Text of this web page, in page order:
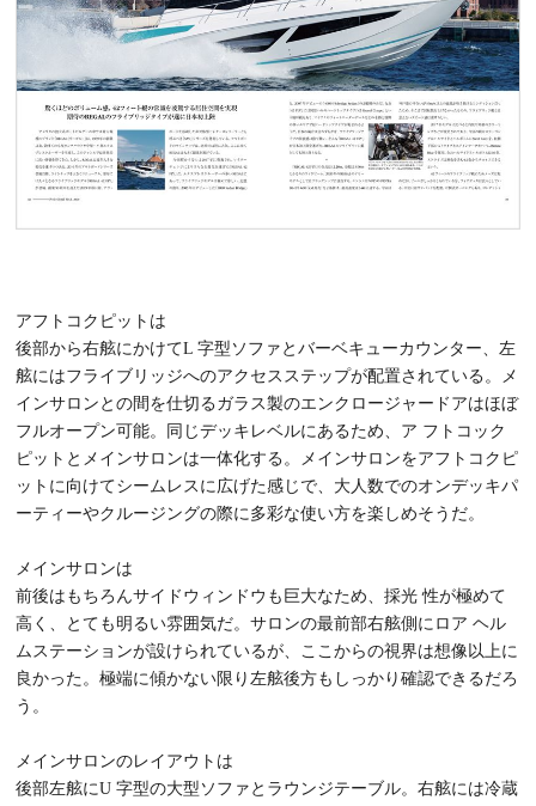
アフトコクピットは
後部から右舷にかけてL 字型ソファとバーベキューカウンター、左
舷にはフライブリッジへのアクセスステップが配置されている。メ
インサロンとの間を仕切るガラス製のエンクロージャードアはほぼ
フルオープン可能。同じデッキレベルにあるため、ア フトコック
ピットとメインサロンは一体化する。メインサロンをアフトコクピ
ットに向けてシームレスに広げた感じで、大人数でのオンデッキパ
ーティーやクルージングの際に多彩な使い方を楽しめそうだ。
メインサロンは
前後はもちろんサイドウィンドウも巨大なため、採光 性が極めて
高く、とても明るい雰囲気だ。サロンの最前部右舷側にロア ヘル
ムステーションが設けられているが、ここからの視界は想像以上に
良かった。極端に傾かない限り左舷後方もしっかり確認できるだろ
う。
メインサロンのレイアウトは
後部左舷にU 字型の大型ソファとラウンジテーブル。右舷には冷蔵